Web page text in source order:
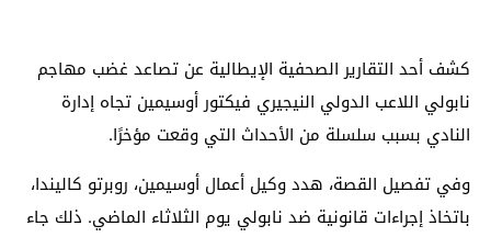
كشف أحد التقارير الصحفية الإيطالية عن تصاعد غضب مهاجم
نابولي اللاعب الدولي النيجيري فيكتور أوسيمين تجاه إدارة
النادي بسبب سلسلة من الأحداث التي وقعت مؤخرًا.
وفي تفصيل القصة، هدد وكيل أعمال أوسيمين، روبرتو كاليندا،
باتخاذ إجراءات قانونية ضد نابولي يوم الثلاثاء الماضي. ذلك جاء